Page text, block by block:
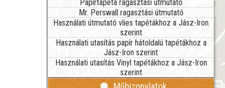
Papírtapéta ragasztási útmutató
Mr. Perswall ragasztási útmutató
Használati útmutató vlies tapétákhoz a Jász-Iron
szerint
Használati utasítás papír hátoldalú tapétákhoz a
Jász-Iron szerint
Használati utasítás Vinyl tapétákhoz a Jász-Iron
szerint